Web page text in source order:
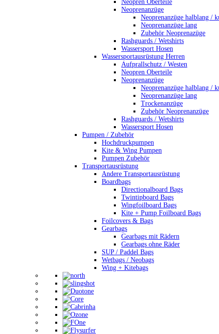
Neopren Oberteile
Neoprenanzüge
Neoprenanzüge halblang /
Neoprenanzüge lang
Zubehör Neoprenazüge
Rashguards / Wetshirts
Wassersport Hosen
Wassersportausrüstung Herren
Aufprallschutz / Westen
Neopren Oberteile
Neoprenanzüge
Neoprenanzüge halblang /
Neoprenanzüge lang
Trockenanzüge
Zubehör Neoprenanzüge
Rashguards / Wetshirts
Wassersport Hosen
Pumpen / Zubehör
Hochdruckpumpen
Kite & Wing Pumpen
Pumpen Zubehör
Transportausrüstung
Andere Transportausrüstung
Boardbags
Directionalboard Bags
Twintipboard Bags
Wingfoilboard Bags
Kite + Pump Foilboard Bags
Foilcovers & Bags
Gearbags
Gearbags mit Rädern
Gearbags ohne Räder
SUP / Paddel Bags
Wetbags / Neobags
Wing + Kitebags